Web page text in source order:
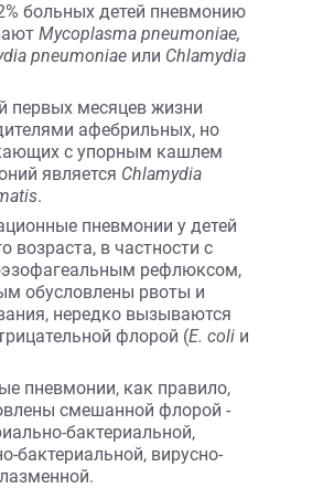
больных детей пневмонию
Mycoplasma pneumoniae,
pneumoniae или Chlamydia
первых месяцев жизни
афебрильных, но
с упорным кашлем
является Chlamydia
.
пневмонии у детей
возраста, в частности с
рефлюксом,
обусловлены рвоты и
нередко вызываются
флорой (E. coli и
пневмонии, как правило,
смешанной флорой -
бактериальной,
бактериальной, вирусно-